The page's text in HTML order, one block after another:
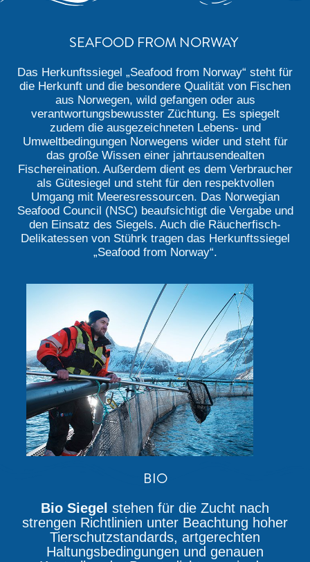
SEAFOOD FROM NORWAY
Das Herkunftssiegel „Seafood from Norway“ steht für
die Herkunft und die besondere Qualität von Fischen
aus Norwegen, wild gefangen oder aus
verantwortungsbewusster Züchtung. Es spiegelt
zudem die ausgezeichneten Lebens- und
Umweltbedingungen Norwegens wider und steht für
das große Wissen einer jahrtausendealten
Fischereination. Außerdem dient es dem Verbraucher
als Gütesiegel und steht für den respektvollen
Umgang mit Meeresressourcen. Das Norwegian
Seafood Council (NSC) beaufsichtigt die Vergabe und
den Einsatz des Siegels. Auch die Räucherfisch-
Delikatessen von Stührk tragen das Herkunftssiegel
„Seafood from Norway“.
BIO
Bio Siegel stehen für die Zucht nach
strengen Richtlinien unter Beachtung hoher
Tierschutzstandards, artgerechten
Haltungsbedingungen und genauen